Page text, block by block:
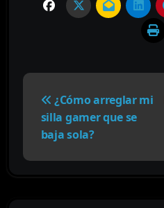
N
¿Cómo arreglar mi
silla gamer que se
baja sola?